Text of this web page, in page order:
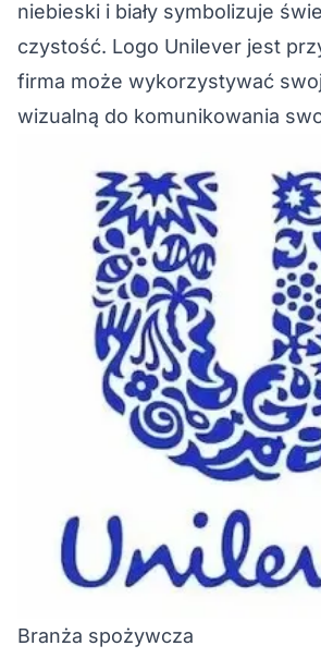
niebieski i biały symbolizuje
czystość. Logo Unilever jest
firma może wykorzystywać
wizualną do komunikowania
Branża spożywcza